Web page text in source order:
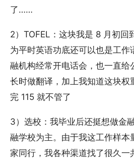
了……
2）TOFEL：这块我是 8 月初回
为平时英语功底还可以也是工作
融机构经常开电话会，也一直给
长时做翻译，加上我知道这块权
完 115 就不管了
3）选校：我毕业后还挺想做金
融学校为主。由于我这工作样本
家同行，我各种渠道找了很久一